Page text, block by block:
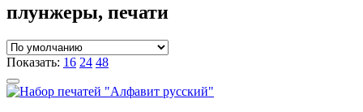
плунжеры, печати
Показать: 16 24 48